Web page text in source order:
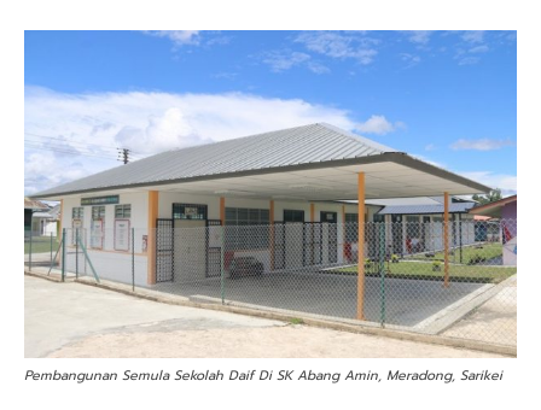
Pembangunan Semula Sekolah Daif Di SK Abang Amin, Meradong, Sarikei